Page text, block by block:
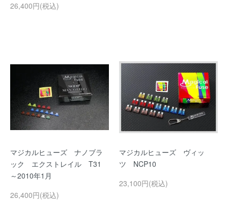
26,400円(税込)
マジカルヒューズ ナノブラ
ック エクストレイル T31
～2010年1月
26,400円(税込)
マジカルヒューズ ヴィッ
ツ NCP10
23,100円(税込)